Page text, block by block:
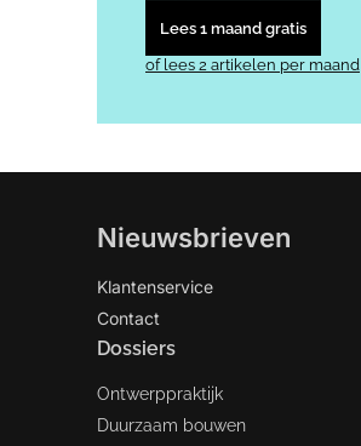
Lees 1 maand gratis
of lees 2 artikelen per maand
Nieuwsbrieven
Klantenservice
Contact
Dossiers
Ontwerppraktijk
Duurzaam bouwen